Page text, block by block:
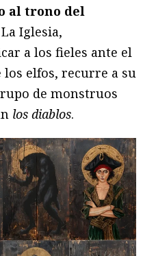
al trono del
La Iglesia,
a los fieles ante el
elfos, recurre a su
de monstruos
los diablos.